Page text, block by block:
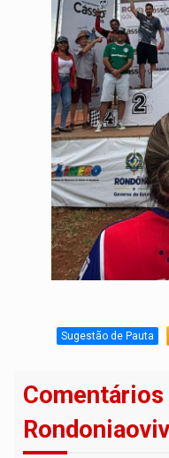
Sugestão de Pauta
Comentários